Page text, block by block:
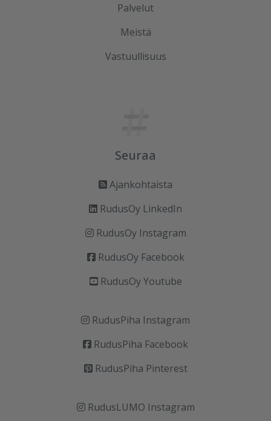
Palvelut
Meistä
Vastuullisuus
Seuraa
Ajankohtaista
RudusOy LinkedIn
RudusOy Instagram
RudusOy Facebook
RudusOy Youtube
RudusPiha Instagram
RudusPiha Facebook
RudusPiha Pinterest
RudusLUMO Instagram